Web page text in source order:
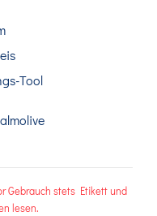
Tool
Gebrauch stets Etikett und
lesen.